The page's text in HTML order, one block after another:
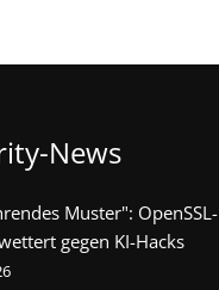
News
Muster": OpenSSL-
gegen KI-Hacks